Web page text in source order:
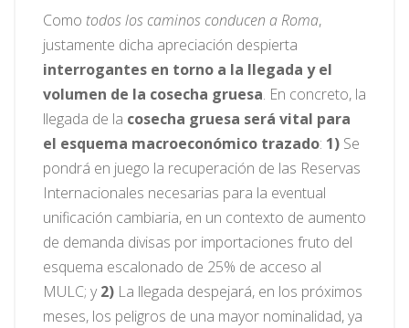
Como todos los caminos conducen a Roma,
justamente dicha apreciación despierta
interrogantes en torno a la llegada y el
volumen de la cosecha gruesa. En concreto, la
llegada de la cosecha gruesa será vital para
el esquema macroeconómico trazado: 1) Se
pondrá en juego la recuperación de las Reservas
Internacionales necesarias para la eventual
unificación cambiaria, en un contexto de aumento
de demanda divisas por importaciones fruto del
esquema escalonado de 25% de acceso al
MULC; y2) La llegada despejará, en los próximos
meses, los peligros de una mayor nominalidad, ya